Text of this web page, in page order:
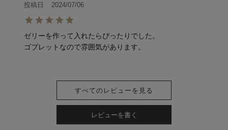
投稿日
2024/07/06
ゼリーを作って入れたらぴったりでした。
ゴブレットなので雰囲気があります。
すべてのレビューを見る
レビューを書く